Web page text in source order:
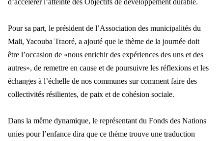
d’accélérer l’atteinte des Objectifs de développement durable.
Pour sa part, le président de l’Association des municipalités du
Mali, Yacouba Traoré, a ajouté que le thème de la journée doit
être l’occasion de «nous enrichir des expériences des uns et des
autres», de remettre en cause et de poursuivre les réflexions et les
échanges à l’échelle de nos communes sur comment faire des
collectivités résilientes, de paix et de cohésion sociale.
Dans la même dynamique, le représentant du Fonds des Nations
unies pour l’enfance dira que ce thème trouve une traduction